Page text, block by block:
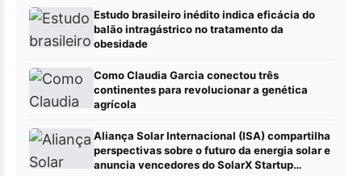
Estudo brasileiro inédito indica eficácia do
balão intragástrico no tratamento da
obesidade
Como Claudia Garcia conectou três
continentes para revolucionar a genética
agrícola
Aliança Solar Internacional (ISA) compartilha
perspectivas sobre o futuro da energia solar e
anuncia vencedores do SolarX Startup